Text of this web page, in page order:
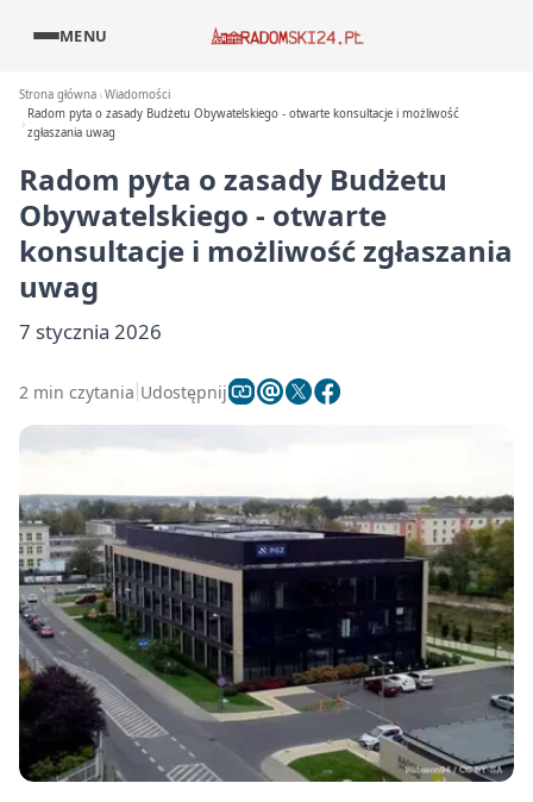
MENU
Strona główna Wiadomości
Radom pyta o zasady Budżetu Obywatelskiego - otwarte konsultacje i możliwość
zgłaszania uwag
Radom pyta o zasady Budżetu
Obywatelskiego - otwarte
konsultacje i możliwość zgłaszania
uwag
7 stycznia 2026
2 min czytania Udostępnij